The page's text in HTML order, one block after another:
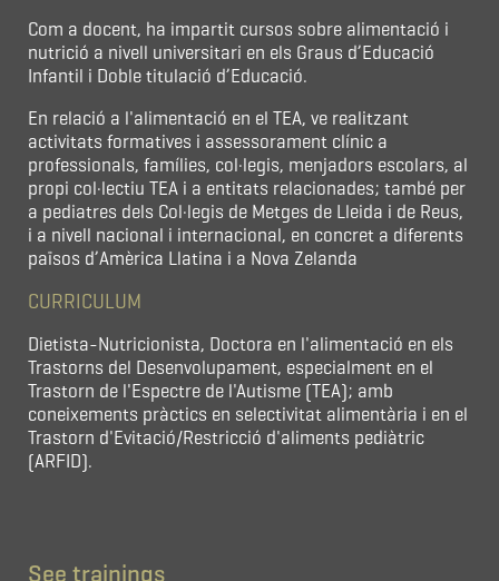
Com a docent, ha impartit cursos sobre alimentació i
nutrició a nivell universitari en els Graus d’Educació
Infantil i Doble titulació d’Educació.
En relació a l'alimentació en el TEA, ve realitzant
activitats formatives i assessorament clínic a
professionals, famílies, col·legis, menjadors escolars, al
propi col·lectiu TEA i a entitats relacionades; també per
a pediatres dels Col·legis de Metges de Lleida i de Reus,
i a nivell nacional i internacional, en concret a diferents
països d’Amèrica Llatina i a Nova Zelanda
CURRICULUM
Dietista-Nutricionista, Doctora en l'alimentació en els
Trastorns del Desenvolupament, especialment en el
Trastorn de l'Espectre de l'Autisme (TEA); amb
coneixements pràctics en selectivitat alimentària i en el
Trastorn d'Evitació/Restricció d'aliments pediàtric
(ARFID).
See trainings